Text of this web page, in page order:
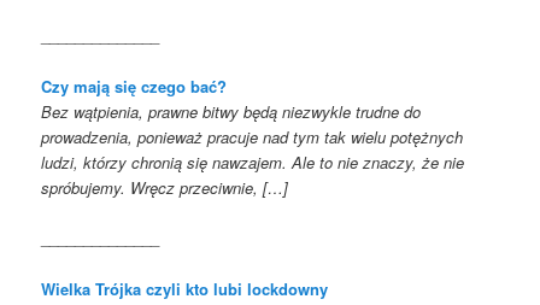
Czy mają się czego bać?
Bez wątpienia, prawne bitwy będą niezwykle trudne do
prowadzenia, ponieważ pracuje nad tym tak wielu potężnych
ludzi, którzy chronią się nawzajem. Ale to nie znaczy, że nie
spróbujemy. Wręcz przeciwnie, […]
Wielka Trójka czyli kto lubi lockdowny